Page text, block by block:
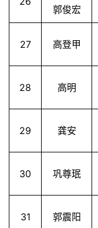
郭俊宏
27 高登甲
28 高明
29 龚安
30 巩尊珉
31 郭震阳